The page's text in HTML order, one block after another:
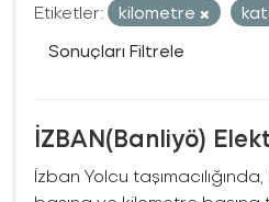
Etiketler:
kilometre
Sonuçları Filtrele
İZBAN(Banliyö)
İzban Yolcu